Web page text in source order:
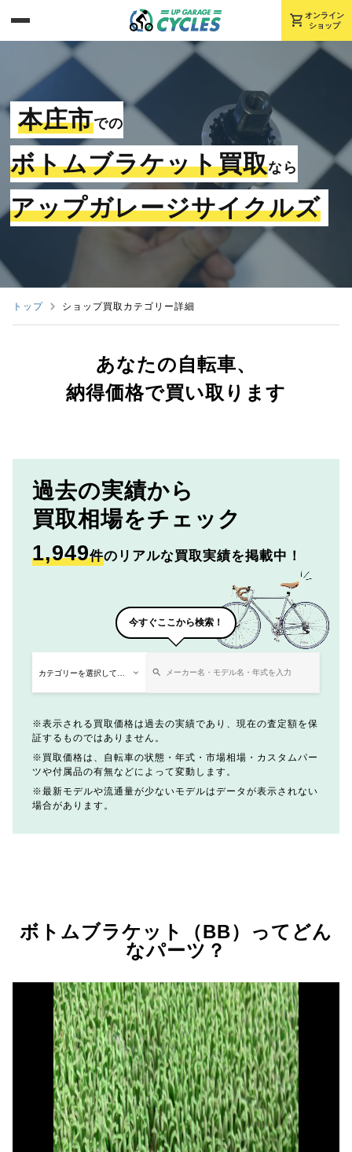
shopping_cart オンライン
ショップ
本庄市での
ボトムブラケット買取なら
アップガレージサイクルズ
トップ ショップ買取カテゴリー詳細
あなたの自転車、
納得価格で買い取ります
過去の実績から
買取相場をチェック
1,949件のリアルな買取実績を掲載中！
今すぐここから検索！
表示される買取価格は過去の実績であり、現在の査定額を保
証するものではありません。
買取価格は、自転車の状態・年式・市場相場・カスタムパー
ツや付属品の有無などによって変動します。
最新モデルや流通量が少ないモデルはデータが表示されない
場合があります。
ボトムブラケット（BB）ってどん
なパーツ？